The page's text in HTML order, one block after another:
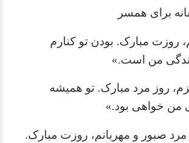
برای همسر
روزت مبارک. بودن تو کنارم
من است.»
روز مرد مبارک. تو همیشه
من خواهی بود.»
صبور و مهربانم، روزت مبارک.